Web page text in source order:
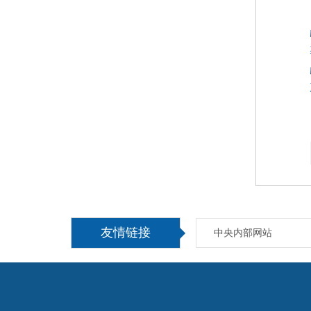
友情链接 中央内部网站